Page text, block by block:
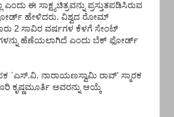
ಈ ಸಾಕ್ಷ್ಯಚಿತ್ರವನ್ನು ಪ್ರಸ್ತುತಪಡಿಸಿರುವ
ಹೇಳಿದರು. ವಿಶ್ವದ ರೋಮ್
2 ಸಾವಿರ ವರ್ಷಗಳ ಕೆಳಗೆ ಸೇಂಟ್
ಹೆಣೆಯಲಾಗಿದೆ ಎಂದು ಬೆಕ್ ಫೋರ್ಡ್
`ಎಸ್.ವಿ. ನಾರಾಯಣಸ್ವಾಮಿ ರಾವ್' ಸ್ಮಾರಕ
ಕೃಷ್ಣಮೂರ್ತಿ ಅವರನ್ನು ಆಯ್ಕೆ